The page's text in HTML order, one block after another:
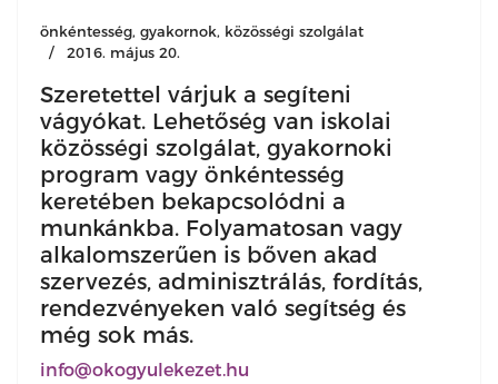
önkéntesség, gyakornok, közösségi szolgálat
2016. május 20.
Szeretettel várjuk a segíteni
vágyókat. Lehetőség van iskolai
közösségi szolgálat, gyakornoki
program vagy önkéntesség
keretében bekapcsolódni a
munkánkba. Folyamatosan vagy
alkalomszerűen is bőven akad
szervezés, adminisztrálás, fordítás,
rendezvényeken való segítség és
még sok más.
info@okogyulekezet.hu